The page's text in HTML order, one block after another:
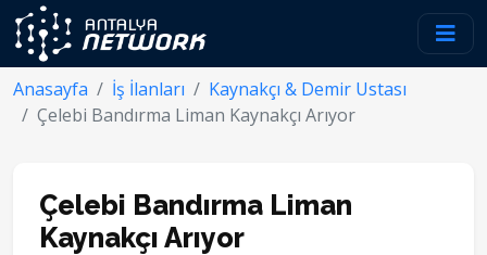
Anasayfa İş İlanları
Kaynakçı & Demir Ustası
Çelebi Bandırma Liman Kaynakçı Arıyor
Çelebi Bandırma Liman
Kaynakçı Arıyor